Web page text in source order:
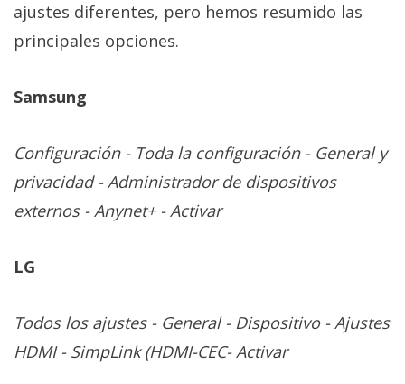
ajustes diferentes, pero hemos resumido las
principales opciones.
Samsung
Configuración - Toda la configuración - General y
privacidad - Administrador de dispositivos
externos - Anynet+ - Activar
LG
Todos los ajustes - General - Dispositivo - Ajustes
HDMI - SimpLink (HDMI-CEC- Activar